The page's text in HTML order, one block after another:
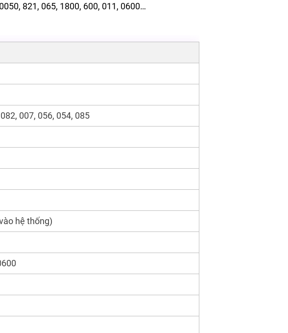
821, 065, 1800, 600, 011, 0600…
007, 056, 054, 085
hệ thống)